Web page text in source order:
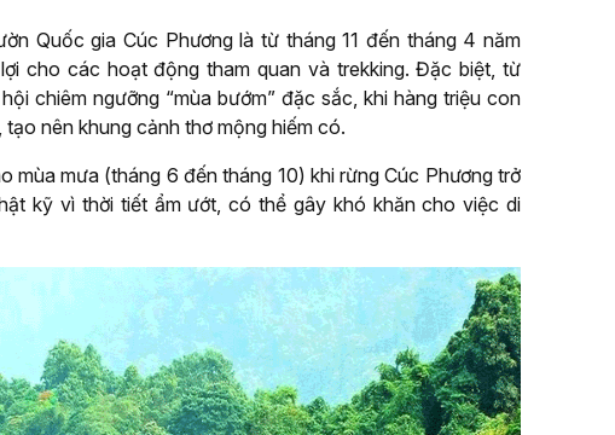
Quốc gia Cúc Phương là từ tháng 11 đến tháng 4 năm
cho các hoạt động tham quan và trekking. Đặc biệt, từ
chiêm ngưỡng “mùa bướm” đặc sắc, khi hàng triệu con
nên khung cảnh thơ mộng hiếm có.
mùa mưa (tháng 6 đến tháng 10) khi rừng Cúc Phương trở
kỹ vì thời tiết ẩm ướt, có thể gây khó khăn cho việc di